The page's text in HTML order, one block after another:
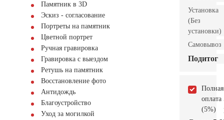
Памятник в 3D
Эскиз - согласование
Портреты на памятник
Цветной портрет
Ручная гравировка
Гравировка с выездом
Ретушь на памятник
Восстановление фото
Антидождь
Благоустройство
Уход за могилкой
Установка
(Без
установки)
Самовывоз
Подитог
Полная
оплата
(5%)